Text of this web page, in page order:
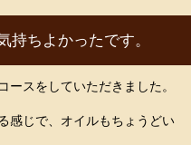
持ちよかったです。
ースをしていただきました。
感じで、オイルもちょうどい